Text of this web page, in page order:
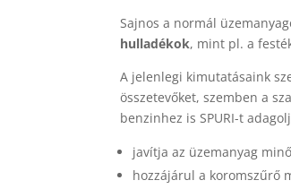
Sajnos a normál
hulladékok, mint pl. a
A jelenlegi kimutatásaink
összetevőket, szemben a
benzinhez is SPURI-t
javítja az üzemanyag
hozzájárul a koromszűrő